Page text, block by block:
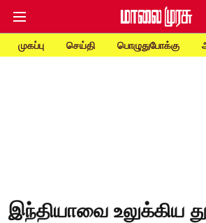
முகப்பு செய்தி பொழுதுபோக்கு
இந்தியாவை உலுக்கிய